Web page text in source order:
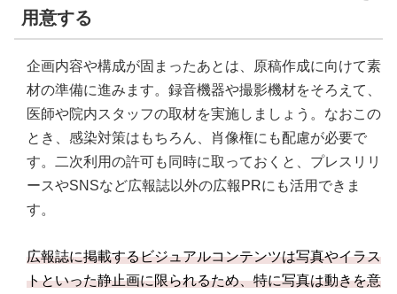
用意する
企画内容や構成が固まったあとは、原稿作成に向けて素
材の準備に進みます。録音機器や撮影機材をそろえて、
医師や院内スタッフの取材を実施しましょう。なおこの
とき、感染対策はもちろん、肖像権にも配慮が必要で
す。二次利用の許可も同時に取っておくと、プレスリリ
ースやSNSなど広報誌以外の広報PRにも活用できま
す。
広報誌に掲載するビジュアルコンテンツは写真やイラス
トといった静止画に限られるため、特に写真は動きを意